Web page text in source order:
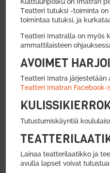
Teatteri tutuksi -toiminta
toimintaa tutuksi, ja
Teatteri Imatralla on myös
ammattilaisteen
AVOIMET
Teatteri Imatra järjestetään
Teatteri Imatran Facebook-
Tutustumiskäyntiä
Lainaa teatterilaatikko ja
avulla lapset voivat